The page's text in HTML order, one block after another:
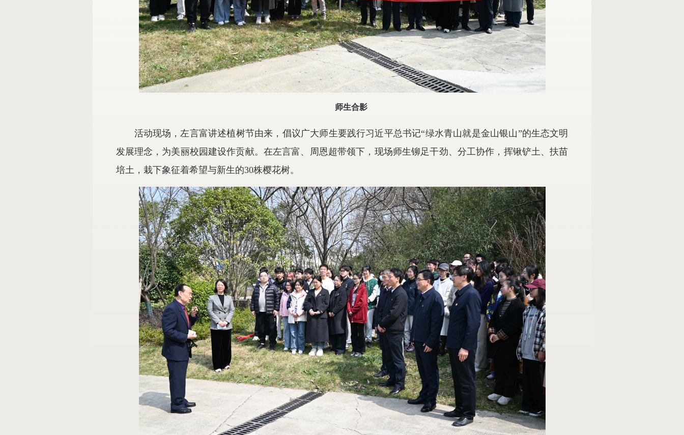
师生合影
活动现场，左言富讲述植树节由来，倡议广大师生要践行习近平总书记“绿水青山就是金山银山”的生态文明
发展理念，为美丽校园建设作贡献。在左言富、周恩超带领下，现场师生铆足干劲、分工协作，挥锹铲土、扶苗
培土，栽下象征着希望与新生的30株樱花树。